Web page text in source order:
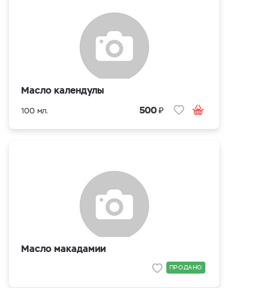
Масло календулы
100 мл. 500₽
Масло макадамии
ПРОДАНО